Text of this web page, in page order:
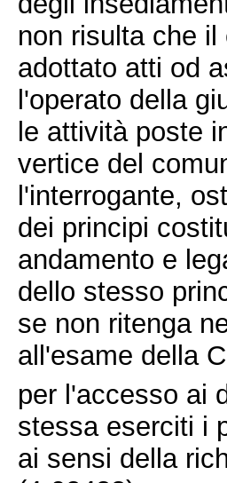
non risulta che
adottato atti od
l'operato della
le attività poste
vertice del
l'interrogante,
dei principi
andamento e
dello stesso
se non ritenga
all'esame della
per l'accesso ai
stessa eserciti i
ai sensi della